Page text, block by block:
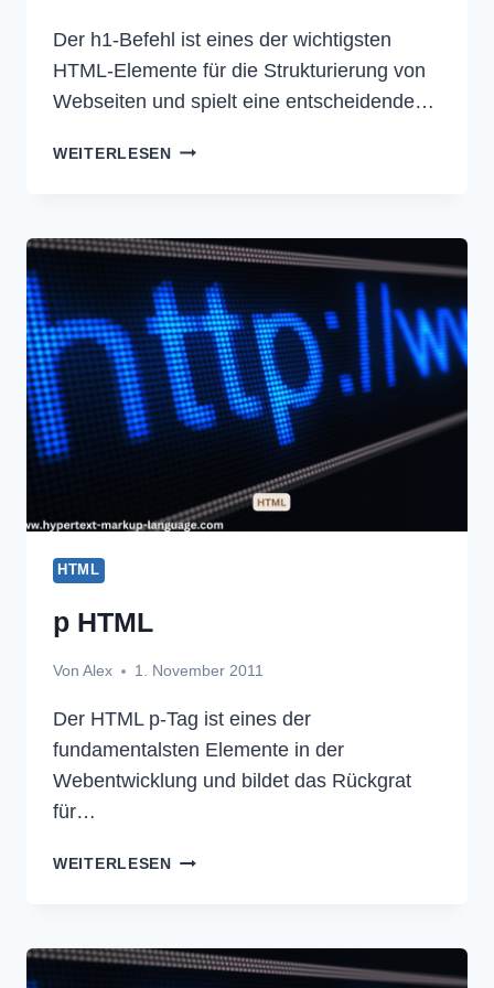
Der h1-Befehl ist eines der wichtigsten
HTML-Elemente für die Strukturierung von
Webseiten und spielt eine entscheidende…
WEITERLESEN H1
HTML
p HTML
Von Alex 1. November 2011
Der HTML p-Tag ist eines der
fundamentalsten Elemente in der
Webentwicklung und bildet das Rückgrat
für…
WEITERLESEN P